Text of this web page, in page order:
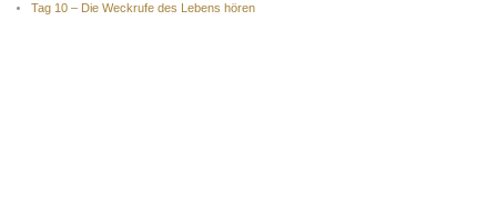
Tag 10 – Die Weckrufe des Lebens hören